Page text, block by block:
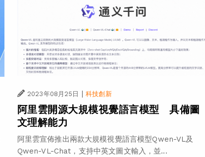
2023年08月25日 科技創新
阿里雲開源大規模視覺語言模型 具備圖
文理解能力
阿里雲宣佈推出兩款大規模視覺語言模型Qwen-VL及
Qwen-VL-Chat，支持中英文圖文輸入，並...